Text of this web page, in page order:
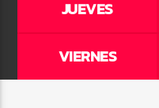
JUEVES
VIERNES